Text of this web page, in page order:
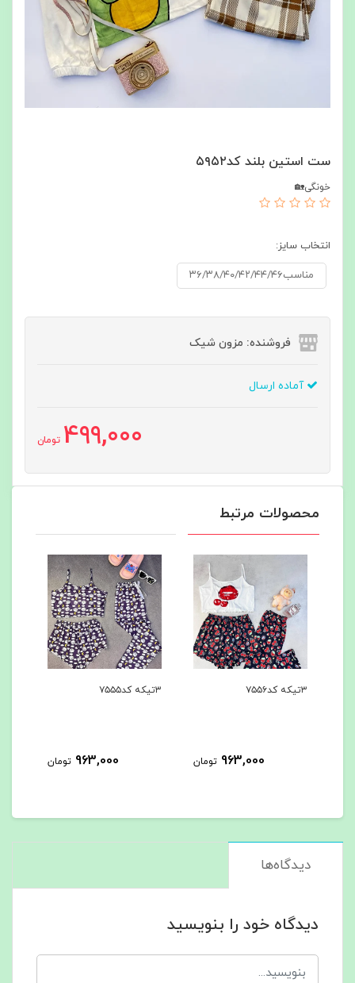
ست استین بلند کد۵۹۵۲
خونگی🏡
انتخاب سایز:
مناسب۳۶/۳۸/۴۰/۴۲/۴۴/۴۶
فروشنده: مزون شیک
آماده ارسال
499,000 تومان
محصولات مرتبط
۳تیکه کد۷۵۵۶
963,000 تومان
۳تیکه کد۷۵۵۵
963,000 تومان
دیدگاه‌ها
دیدگاه خود را بنویسید